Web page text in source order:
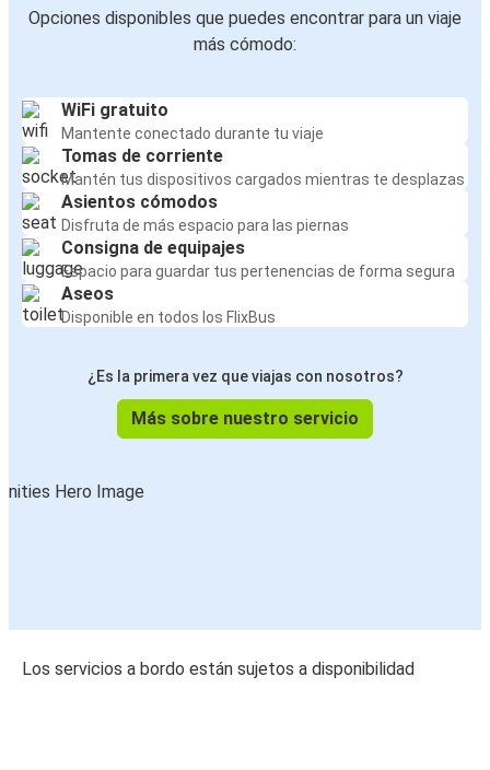
Opciones disponibles que puedes encontrar para un viaje
más cómodo:
WiFi gratuito
Mantente conectado durante tu viaje
Tomas de corriente
Mantén tus dispositivos cargados mientras te desplazas
Asientos cómodos
Disfruta de más espacio para las piernas
Consigna de equipajes
Espacio para guardar tus pertenencias de forma segura
Aseos
Disponible en todos los FlixBus
¿Es la primera vez que viajas con nosotros?
Más sobre nuestro servicio
Los servicios a bordo están sujetos a disponibilidad